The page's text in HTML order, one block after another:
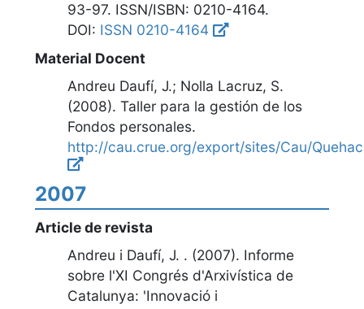
93-97. ISSN/ISBN: 0210-4164.
DOI: ISSN 0210-4164
Material Docent
Andreu Daufí, J.; Nolla Lacruz, S.
(2008).Taller para la gestión de los
Fondos personales.
http://cau.crue.org/export/sites/Cau/
2007
Article de revista
Andreu i Daufí, J. . (2007). Informe
sobre l'XI Congrés d'Arxivística de
Catalunya: 'Innovació i